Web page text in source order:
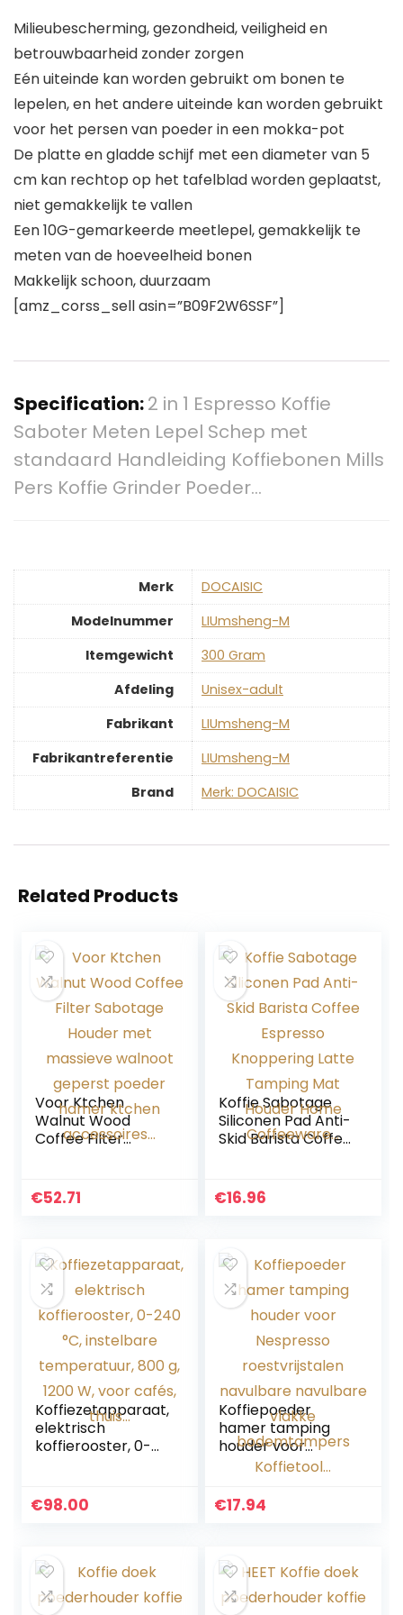
Milieubescherming, gezondheid, veiligheid en
betrouwbaarheid zonder zorgen
Eén uiteinde kan worden gebruikt om bonen te
lepelen, en het andere uiteinde kan worden gebruikt
voor het persen van poeder in een mokka-pot
De platte en gladde schijf met een diameter van 5
cm kan rechtop op het tafelblad worden geplaatst,
niet gemakkelijk te vallen
Een 10G-gemarkeerde meetlepel, gemakkelijk te
meten van de hoeveelheid bonen
Makkelijk schoon, duurzaam
[amz_corss_sell asin=”B09F2W6SSF”]
Specification:2 in 1 Espresso Koffie
Saboter Meten Lepel Schep met
standaard Handleiding Koffiebonen Mills
Pers Koffie Grinder Poeder…
Merk
‎DOCAISIC
Modelnummer
‎LIUmsheng-M
Itemgewicht
‎300 Gram
Afdeling
‎Unisex-adult
Fabrikant
‎LIUmsheng-M
Fabrikantreferentie
‎LIUmsheng-M
Brand
Merk: DOCAISIC
Related Products
Voor Ktchen
Walnut Wood
Coffee Filter
walnoot geperst
€52.71
Koffie Sabotage
Siliconen Pad Anti-
Skid Barista Coffee
Tamping Mat
€16.96
Koffiezetapparaat,
elektrisch
koffierooster, 0-
g, 1200 W, voor
€98.00
Koffiepoeder
hamer tamping
houder voor
Nespresso
navulbare
€17.94